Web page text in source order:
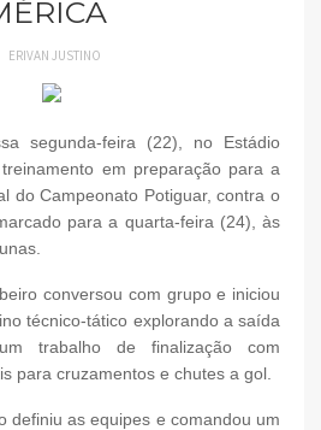
ERIVAN JUSTINO
segunda-feira (22), no Estádio
em preparação para a
do Campeonato Potiguar, contra o
para a quarta-feira (24), às
conversou com grupo e iniciou
técnico-tático explorando a saída
trabalho de finalização com
para cruzamentos e chutes a gol.
definiu as equipes e comandou um